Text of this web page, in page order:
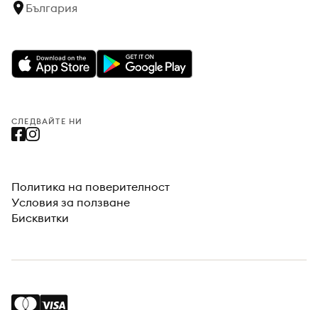
България
СЛЕДВАЙТЕ НИ
Политика на поверителност
Условия за ползване
Бисквитки